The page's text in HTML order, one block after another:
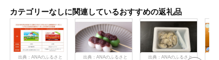
カテゴリーなしに関連しているおすすめの返礼品
出典：ANAのふるさと
出典：ANAのふるさと
出典：ANAのふるさと